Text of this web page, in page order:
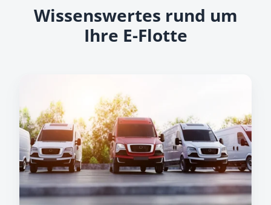
Wissenswertes rund um
Ihre E-Flotte
Elektrifizierung
als
Schlüssel
zu
mehr
Nachhaltigkeit
in